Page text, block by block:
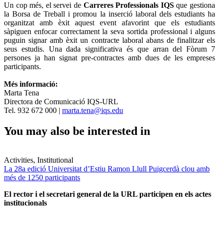
Un cop més, el servei de Carreres Professionals IQSque gestiona
la Borsa de Treball i promou la inserció laboral dels estudiants ha
organitzat amb èxit aquest event afavorint que els estudiants
sàpiguen enfocar correctament la seva sortida professional i alguns
puguin signar amb èxit un contracte laboral abans de finalitzar els
seus estudis. Una dada significativa és que arran del Fòrum 7
persones ja han signat pre-contractes amb dues de les empreses
participants.
Més informació:
Marta Tena
Directora de Comunicació IQS-URL
Tel. 932 672 000 | marta.tena@iqs.edu
You may also be interested in
Activities, Institutional
La 28a edició Universitat d’Estiu Ramon Llull Puigcerdà clou amb
més de 1250 participants
El rector i el secretari general de la URL participen en els actes
institucionals